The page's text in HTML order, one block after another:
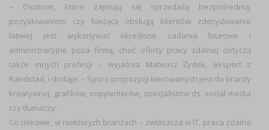
– Osobom, które zajmują się sprzedażą bezpośrednią,
pozyskiwaniem czy bieżącą obsługą klientów zdecydowanie
łatwiej jest wykonywać określone zadania biurowe i
administracyjne poza firmą, choć oferty pracy zdalnej dotyczą
także innych profesji – wyjaśnia Mateusz Żydek, ekspert z
Randstad, i dodaje: – Sporo propozycji kierowanych jest do branży
kreatywnej, grafików, copywriterów, specjalistów ds. social media
czy tłumaczy.
Co ciekawe, w niektórych branżach – zwłaszcza w IT, praca zdalna